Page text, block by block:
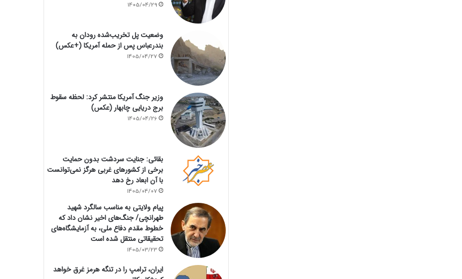
1405/04/29
وضعیت پل تخریب‌شده رودان به
بندرعباس پس از حمله آمریکا (+عکس)
1405/04/27
وزیر جنگ آمریکا منتشر کرد: لحظه سقوط
برج دریایی چابهار (عکس)
1405/04/26
بقائی: جنایت سردشت بدون حمایت
برخی از کشورهای غربی هرگز نمی‌توانست
با آن ابعاد رخ دهد
1405/04/07
پیام ولایتی به مناسب سالگرد شهید
طهرانچی/ جنگ‌های اخیر نشان داد که
خطوط مقدم دفاع ملی، به آزمایشگاه‌های
تحقیقاتی منتقل شده است
1405/03/23
ایران، ترامپ را در تنگه هرمز غرق خواهد